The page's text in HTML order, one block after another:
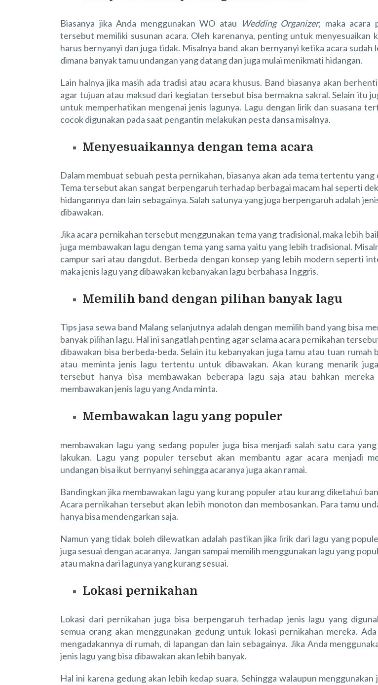
Biasanya jika Anda menggunakan WO atau Wedding Organizer, maka acara
tersebut memiliki susunan acara. Oleh karenanya, penting untuk menyesuaikan
harus bernyanyi dan juga tidak. Misalnya band akan bernyanyi ketika acara sudah
dimana banyak tamu undangan yang datang dan juga mulai menikmati hidangan.
Lain halnya jika masih ada tradisi atau acara khusus. Band biasanya akan
agar tujuan atau maksud dari kegiatan tersebut bisa bermakna sakral. Selain itu
untuk memperhatikan mengenai jenis lagunya. Lagu dengan lirik dan suasana
cocok digunakan pada saat pengantin melakukan pesta dansa misalnya.
Menyesuaikannya dengan tema acara
Dalam membuat sebuah pesta pernikahan, biasanya akan ada tema tertentu yang
Tema tersebut akan sangat berpengaruh terhadap berbagai macam hal seperti
hidangannya dan lain sebagainya. Salah satunya yang juga berpengaruh adalah
dibawakan.
Jika acara pernikahan tersebut menggunakan tema yang tradisional, maka lebih
juga membawakan lagu dengan tema yang sama yaitu yang lebih tradisional.
campur sari atau dangdut. Berbeda dengan konsep yang lebih modern seperti
maka jenis lagu yang dibawakan kebanyakan lagu berbahasa Inggris.
Memilih band dengan pilihan banyak lagu
Tips jasa sewa band Malang selanjutnya adalah dengan memilih band yang bisa
banyak pilihan lagu. Hal ini sangatlah penting agar selama acara pernikahan
dibawakan bisa berbeda-beda. Selain itu kebanyakan juga tamu atau tuan rumah
atau meminta jenis lagu tertentu untuk dibawakan. Akan kurang menarik
tersebut hanya bisa membawakan beberapa lagu saja atau bahkan
membawakan jenis lagu yang Anda minta.
Membawakan lagu yang populer
membawakan lagu yang sedang populer juga bisa menjadi salah satu cara
lakukan. Lagu yang populer tersebut akan membantu agar acara menjadi
undangan bisa ikut bernyanyi sehingga acaranya juga akan ramai.
Bandingkan jika membawakan lagu yang kurang populer atau kurang diketahui
Acara pernikahan tersebut akan lebih monoton dan membosankan. Para tamu
hanya bisa mendengarkan saja.
Namun yang tidak boleh dilewatkan adalah pastikan jika lirik dari lagu yang
juga sesuai dengan acaranya. Jangan sampai memilih menggunakan lagu yang
atau makna dari lagunya yang kurang sesuai.
Lokasi pernikahan
Lokasi dari pernikahan juga bisa berpengaruh terhadap jenis lagu yang
semua orang akan menggunakan gedung untuk lokasi pernikahan mereka.
mengadakannya di rumah, di lapangan dan lain sebagainya. Jika Anda
jenis lagu yang bisa dibawakan akan lebih banyak.
Hal ini karena gedung akan lebih kedap suara. Sehingga walaupun menggunakan